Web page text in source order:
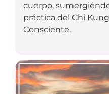
cuerpo,
práctica del Chi
Consciente.